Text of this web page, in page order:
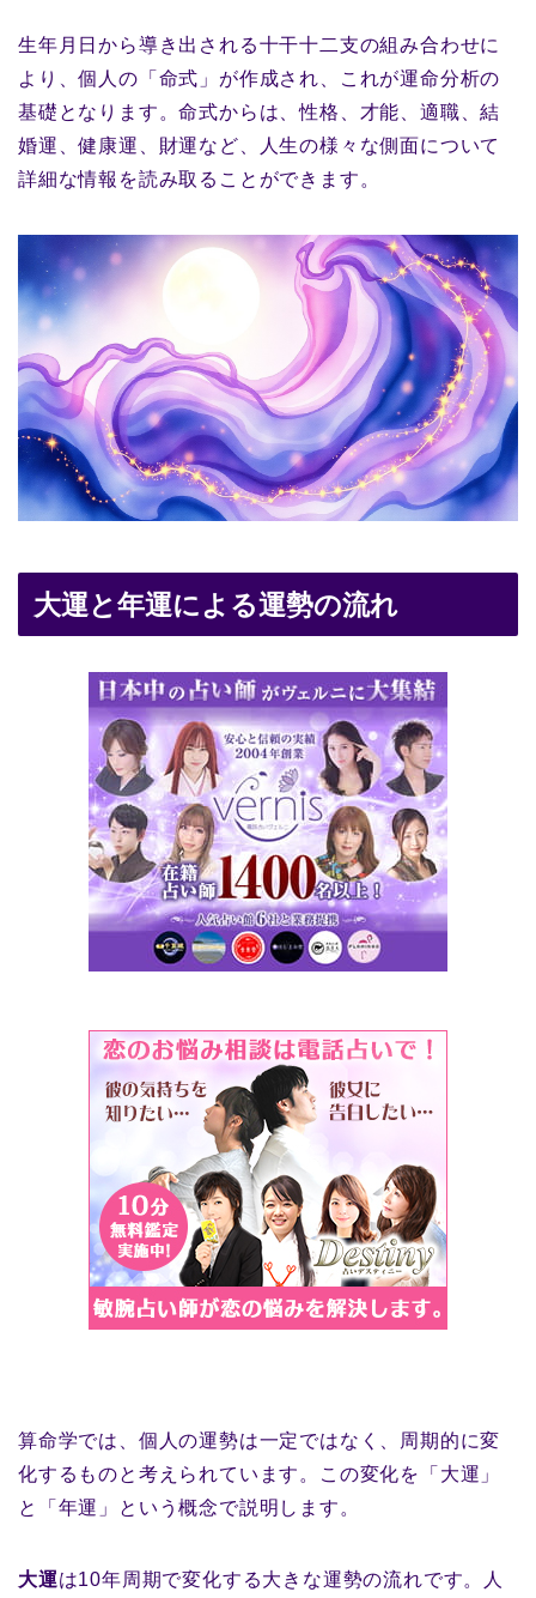
生年月日から導き出される十干十二支の組み合わせに
より、個人の「命式」が作成され、これが運命分析の
基礎となります。命式からは、性格、才能、適職、結
婚運、健康運、財運など、人生の様々な側面について
詳細な情報を読み取ることができます。
大運と年運による運勢の流れ
算命学では、個人の運勢は一定ではなく、周期的に変
化するものと考えられています。この変化を「大運」
と「年運」という概念で説明します。
大運は10年周期で変化する大きな運勢の流れです。人